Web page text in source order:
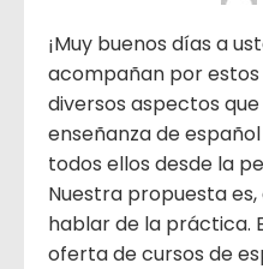
¡Muy buenos días a
acompañan por
diversos aspectos
enseñanza de
todos ellos desde la
Nuestra propuesta
hablar de la práctica.
oferta de cursos de